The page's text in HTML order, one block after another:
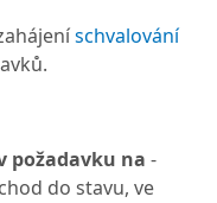
schvalování
požadavku na -
do stavu, ve